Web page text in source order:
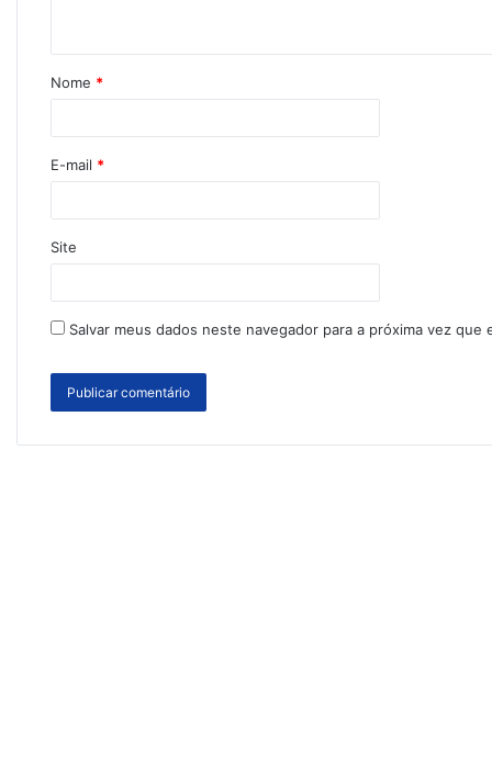
Nome *
E-mail *
Site
Salvar meus dados neste navegador para a próxima vez que